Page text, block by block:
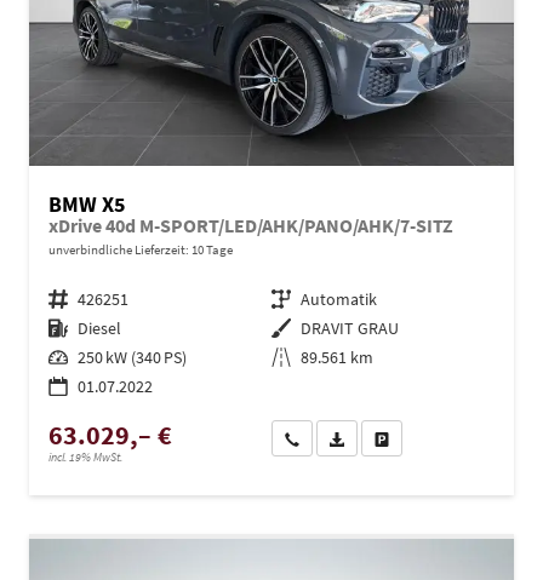
BMW X5
xDrive 40d M-SPORT/LED/AHK/PANO/AHK/7-SITZ
unverbindliche Lieferzeit: 10 Tage
Fahrzeugnr. 426251 Getriebe Automatik
Kraftstoff Diesel Außenfarbe DRAVIT GRAU
Leistung 250 kW (340 PS) Kilometerstand 89.561 km
01.07.2022
63.029,– €
incl. 19% MwSt.
Wir rufen Sie anPDF-Datei, Fahrzeugexposé